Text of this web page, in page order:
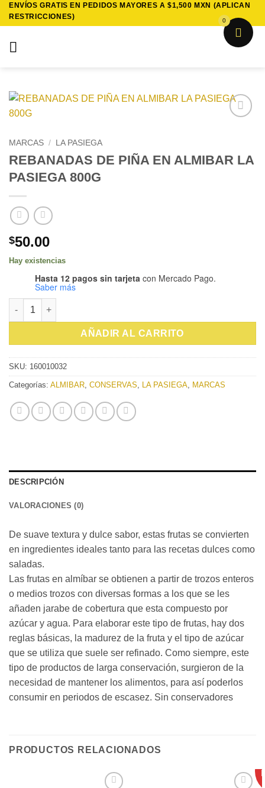
Saltar
ENVÍOS GRATIS EN PEDIDOS MAYORES A $1,500 MXN (APLICAN
RESTRICCIONES)
deseos
MARCAS / LA PASIEGA
REBANADAS DE PIÑA EN ALMIBAR LA
PASIEGA 800G
$50.00
Hay existencias
Hasta 12 pagos sin tarjeta con Mercado Pago.
Saber más
REBANADAS DE PIÑA EN ALMIBAR LA PASIEGA 800G cantidad
AÑADIR AL CARRITO
SKU: 160010032
Categorías: ALMIBAR CONSERVAS LA PASIEGA MARCAS
DESCRIPCIÓN
VALORACIONES (0)
De suave textura y dulce sabor, estas frutas se convierten
en ingredientes ideales tanto para las recetas dulces como
saladas.
Las frutas en almíbar se obtienen a partir de trozos enteros
o medios trozos con diversas formas a los que se les
añaden jarabe de cobertura que esta compuesto por
azúcar y agua. Para elaborar este tipo de frutas, hay dos
reglas básicas, la madurez de la fruta y el tipo de azúcar
que se utiliza que suele ser refinado. Como siempre, este
tipo de productos de larga conservación, surgieron de la
necesidad de mantener los alimentos, para así poderlos
consumir en periodos de escasez. Sin conservadores
PRODUCTOS RELACIONADOS
0